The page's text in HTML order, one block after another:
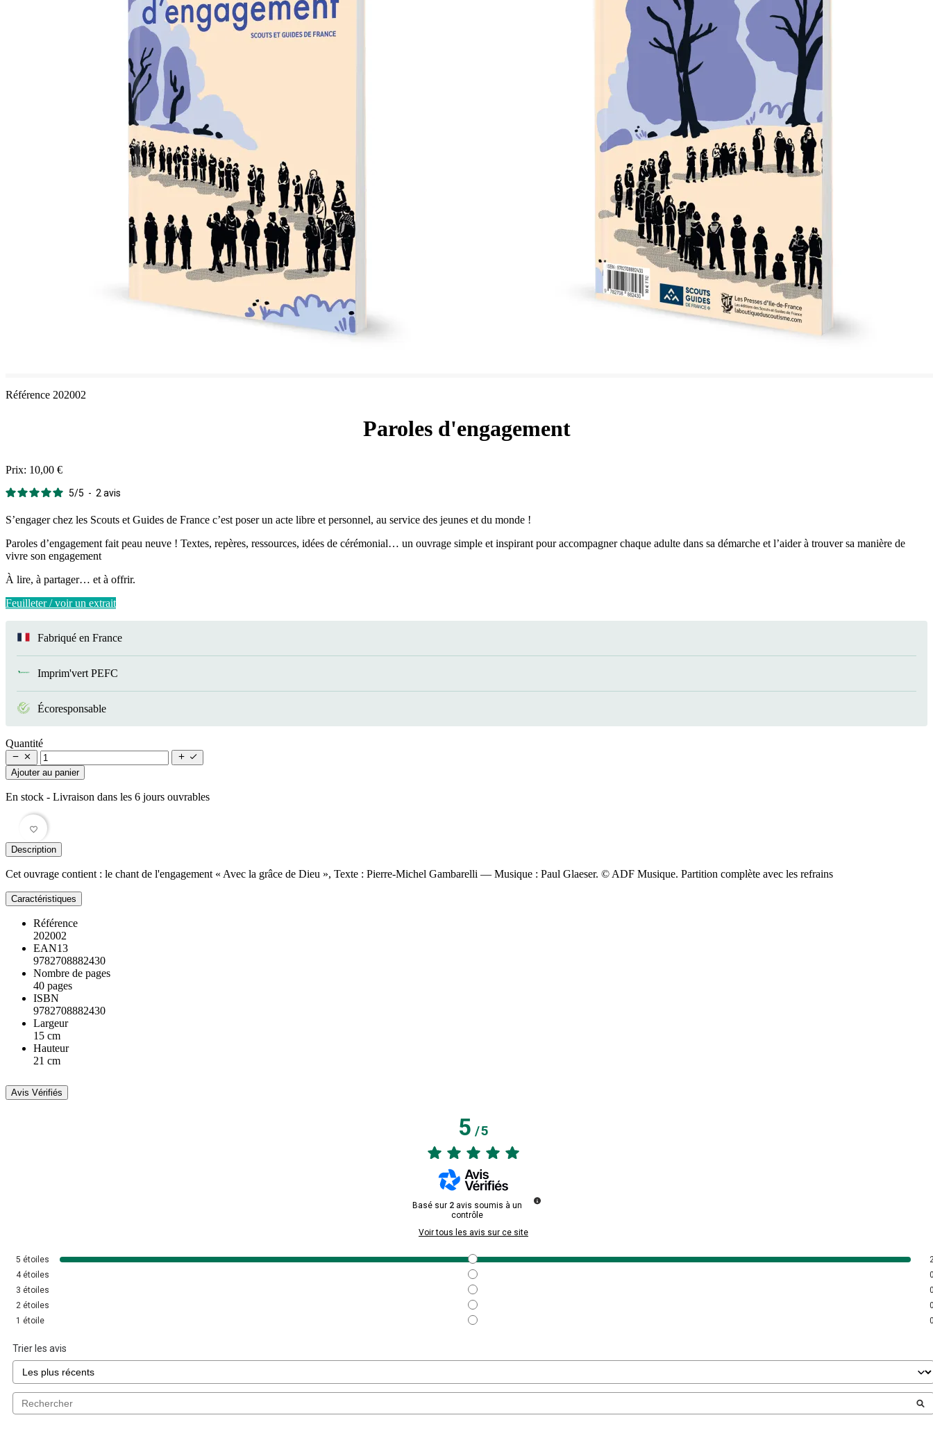
Référence 202002
Paroles d'engagement
Prix: 10,00 €
5/5 - 2avis
S’engager chez les Scouts et Guides de France c’est poser un acte libre et personnel, au service des jeunes et du monde !
Paroles d’engagement fait peau neuve ! Textes, repères, ressources, idées de cérémonial… un ouvrage simple et inspirant pour accompagner chaque adulte dans sa démarche et l’aider à trouver sa manière de
vivre son engagement
À lire, à partager… et à offrir.
Feuilleter / voir un extrait
Fabriqué en France
Imprim'vert PEFC
Écoresponsable
Quantité
   
Ajouter au panier
En stock - Livraison dans les 6 jours ouvrables
favorite_border
Description
Cet ouvrage contient : le chant de l'engagement « Avec la grâce de Dieu », Texte : Pierre-Michel Gambarelli — Musique : Paul Glaeser. © ADF Musique. Partition complète avec les refrains
Caractéristiques
Référence
202002
EAN13
9782708882430
Nombre de pages
40 pages
ISBN
9782708882430
Largeur
15 cm
Hauteur
21 cm
Avis Vérifiés
5/5
Basé sur 2 avis soumis à un
contrôle
Voir tous les avis sur ce site
5 étoiles
4 étoiles
3 étoiles
2 étoiles
1 étoile
Trier les avis